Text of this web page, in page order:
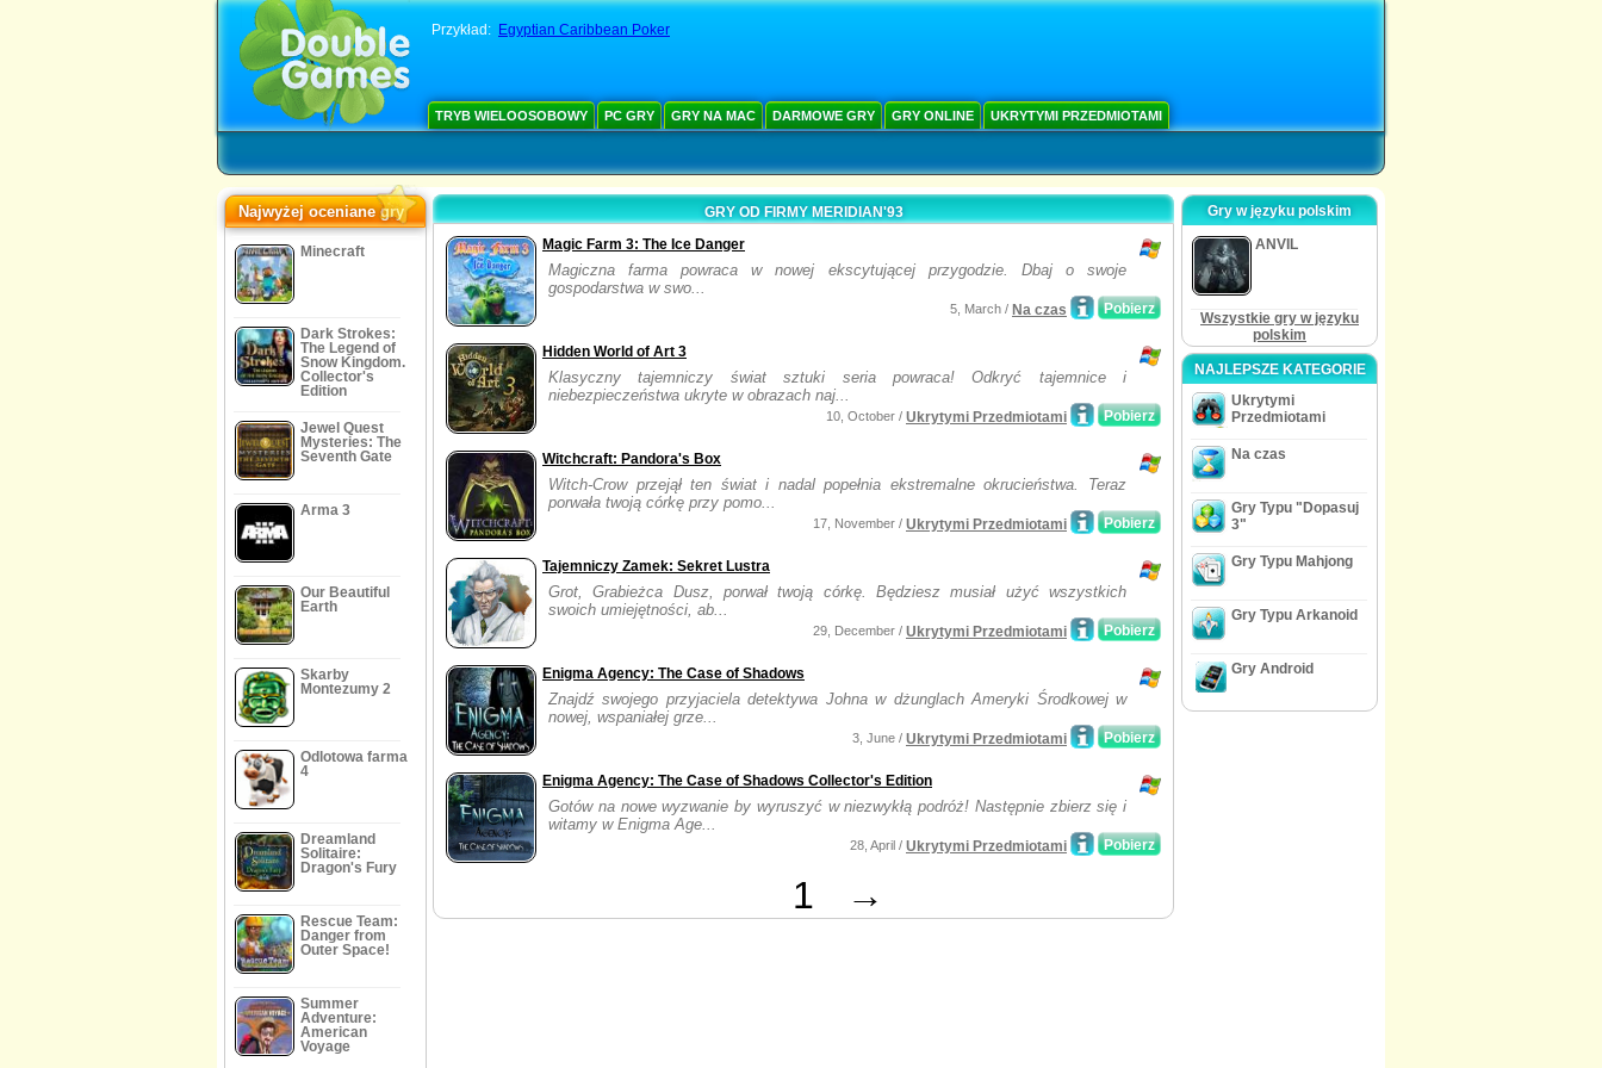
Przykład: Egyptian Caribbean Poker
TRYB WIELOOSOBOWY PC GRY GRY NA MAC DARMOWE GRY GRY ONLINE UKRYTYMI PRZEDMIOTAMI
Najwyżej oceniane gry
Minecraft
Dark Strokes:
The Legend of
Snow Kingdom.
Collector's
Edition
Jewel Quest
Mysteries: The
Seventh Gate
Arma 3
Our Beautiful
Earth
Skarby
Montezumy 2
Odlotowa farma
4
Dreamland
Solitaire:
Dragon's Fury
Rescue Team:
Danger from
Outer Space!
Summer
Adventure:
American
Voyage
GRY OD FIRMY MERIDIAN'93
Magic Farm 3: The Ice Danger
Magiczna farma powraca w nowej ekscytującej przygodzie. Dbaj o swoje
gospodarstwa w swo...
Pobierz
5, March / Na czas
Hidden World of Art 3
Klasyczny tajemniczy świat sztuki seria powraca! Odkryć tajemnice i
niebezpieczeństwa ukryte w obrazach naj...
Pobierz
10, October / Ukrytymi Przedmiotami
Witchcraft: Pandora's Box
Witch-Crow przejął ten świat i nadal popełnia ekstremalne okrucieństwa. Teraz
porwała twoją córkę przy pomo...
Pobierz
17, November / Ukrytymi Przedmiotami
Tajemniczy Zamek: Sekret Lustra
Grot, Grabieżca Dusz, porwał twoją córkę. Będziesz musiał użyć wszystkich
swoich umiejętności, ab...
Pobierz
29, December / Ukrytymi Przedmiotami
Enigma Agency: The Case of Shadows
Znajdź swojego przyjaciela detektywa Johna w dżunglach Ameryki Środkowej w
nowej, wspaniałej grze...
Pobierz
3, June / Ukrytymi Przedmiotami
Enigma Agency: The Case of Shadows Collector's Edition
Gotów na nowe wyzwanie by wyruszyć w niezwykłą podróż! Następnie zbierz się i
witamy w Enigma Age...
Pobierz
28, April / Ukrytymi Przedmiotami
1 →
Gry w języku polskim
ANVIL
Wszystkie gry w języku
polskim
NAJLEPSZE KATEGORIE
Ukrytymi
Przedmiotami
Na czas
Gry Typu "Dopasuj
3"
Gry Typu Mahjong
Gry Typu Arkanoid
Gry Android